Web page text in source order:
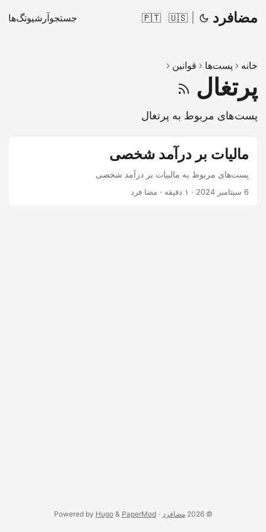
مضافرد 🇺🇸
🇵🇹 جستجوآرشیوتگ‌ها
خانه پست‌ها قوانین
پرتغال
پست‌های مربوط به پرتغال
مالیات بر درآمد شخصی
پست‌های مربوط به مالبیات بر درآمد شخصی
6 سپتامبر 2024 · ۱ دقیقه · مضا فرد
© 2026 مضافرد ·
Powered by Hugo& PaperMod